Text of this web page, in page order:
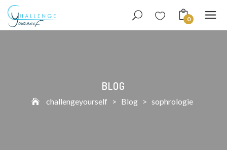
0
BLOG
challengeyourself > Blog > sophrologie